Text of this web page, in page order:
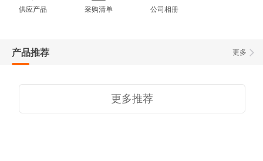
供应产品 采购清单 公司相册
更多
产品推荐
更多推荐